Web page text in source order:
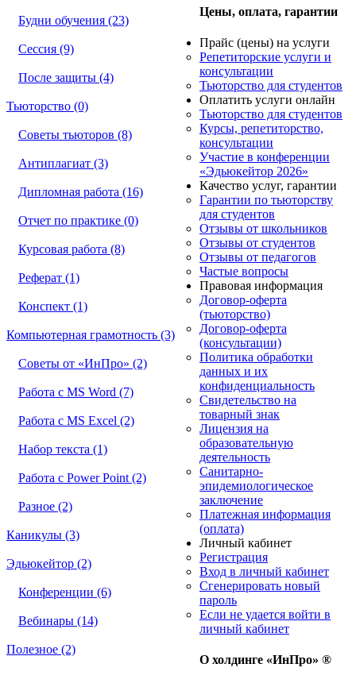
Будни обучения (23)
Сессия (9)
После защиты (4)
Тьюторство (0)
Советы тьюторов (8)
Антиплагиат (3)
Дипломная работа (16)
Отчет по практике (0)
Курсовая работа (8)
Реферат (1)
Конспект (1)
Компьютерная грамотность (3)
Советы от «ИнПро» (2)
Работа с MS Word (7)
Работа с MS Excel (2)
Набор текста (1)
Работа с Power Point (2)
Разное (2)
Каникулы (3)
Эдьюкейтор (2)
Конференции (6)
Вебинары (14)
Полезное (2)
Цены, оплата, гарантии
Прайс (цены) на услуги
Репетиторские услуги и
консультации
Тьюторство для студентов
Оплатить услуги онлайн
Тьюторство для студентов
Курсы, репетиторство,
консультации
Участие в конференции
«Эдьюкейтор 2026»
Качество услуг, гарантии
Гарантии по тьюторству
для студентов
Отзывы от школьников
Отзывы от студентов
Отзывы от педагогов
Частые вопросы
Правовая информация
Договор-оферта
(тьюторство)
Договор-оферта
(консультации)
Политика обработки
данных и их
конфиденциальность
Свидетельство на
товарный знак
Лицензия на
образовательную
деятельность
Санитарно-
эпидемиологическое
заключение
Платежная информация
(оплата)
Личный кабинет
Регистрация
Вход в личный кабинет
Сгенерировать новый
пароль
Если не удается войти в
личный кабинет
О холдинге «ИнПро» ®